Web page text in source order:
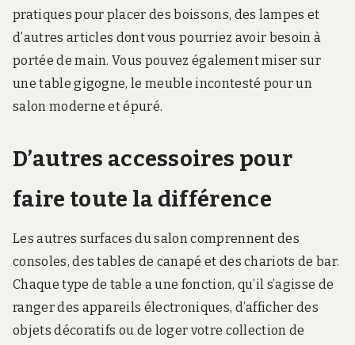
pratiques pour placer des boissons, des lampes et
d’autres articles dont vous pourriez avoir besoin à
portée de main. Vous pouvez également miser sur
une table gigogne, le meuble incontesté pour un
salon moderne et épuré.
D’autres accessoires pour
faire toute la différence
Les autres surfaces du salon comprennent des
consoles, des tables de canapé et des chariots de bar.
Chaque type de table a une fonction, qu’il s’agisse de
ranger des appareils électroniques, d’afficher des
objets décoratifs ou de loger votre collection de